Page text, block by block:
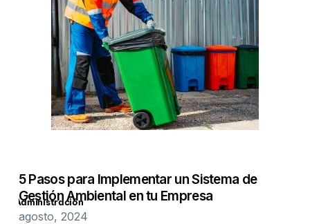
Administración
5 Pasos para Implementar un Sistema de
Gestión Ambiental en tu Empresa
agosto, 2024